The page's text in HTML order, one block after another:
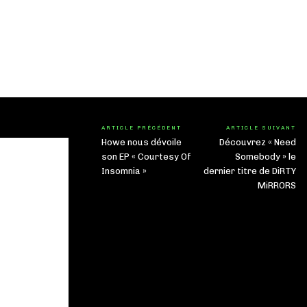
ARTICLE PRÉCÉDENT
Howe nous dévoile
son EP « Courtesy Of
Insomnia »
ARTICLE SUIVANT
Découvrez « Need
Somebody » le
dernier titre de DiRTY
MiRRORS